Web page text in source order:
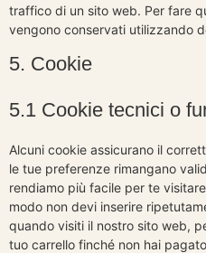
traffico di un sito web. Per fare
vengono conservati utilizzando
5. Cookie
5.1 Cookie tecnici o
Alcuni cookie assicurano il
le tue preferenze rimangano
rendiamo più facile per te
modo non devi inserire
quando visiti il nostro sito web,
tuo carrello finché non hai